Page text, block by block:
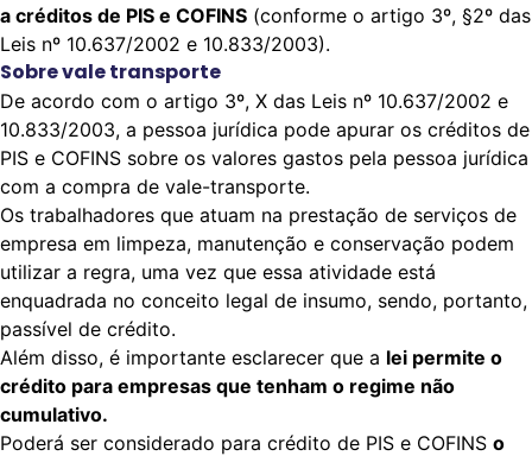
a créditos de PIS e COFINS (conforme o artigo 3º, §2º das
Leis nº 10.637/2002 e 10.833/2003).
Sobre vale transporte
De acordo com o artigo 3º, X das Leis nº 10.637/2002 e
10.833/2003, a pessoa jurídica pode apurar os créditos de
PIS e COFINS sobre os valores gastos pela pessoa jurídica
com a compra de vale-transporte.
Os trabalhadores que atuam na prestação de serviços de
empresa em limpeza, manutenção e conservação podem
utilizar a regra, uma vez que essa atividade está
enquadrada no conceito legal de insumo, sendo, portanto,
passível de crédito.
Além disso, é importante esclarecer que a lei permite o
crédito para empresas que tenham o regime não
cumulativo.
Poderá ser considerado para crédito de PIS e COFINS o